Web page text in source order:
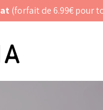
(forfait de 6.99€ pour